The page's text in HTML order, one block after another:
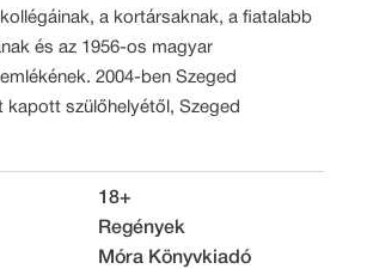
a kortársaknak, a fiatalabb
és az 1956-os magyar
2004-ben Szeged
kapott szülőhelyétől, Szeged
18+
Regények
Móra Könyvkiadó